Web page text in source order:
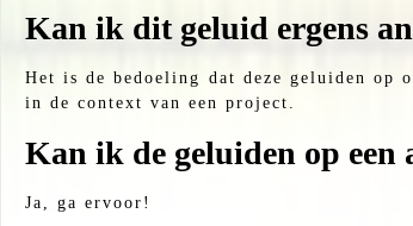
Kan ik dit geluid ergens
Het is de bedoeling dat deze geluiden op
in de context van een project.
Kan ik de geluiden op een
Ja, ga ervoor!